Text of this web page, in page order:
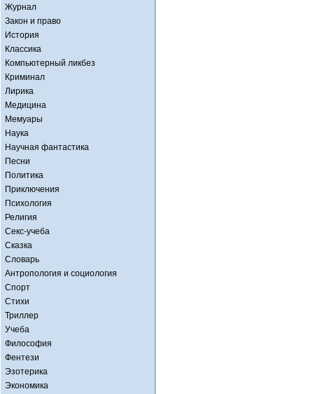
Журнал
Закон и право
История
Классика
Компьютерный ликбез
Криминал
Лирика
Медицина
Мемуары
Наука
Научная фантастика
Песни
Политика
Приключения
Психология
Религия
Секс-учеба
Сказка
Словарь
Антропология и социология
Спорт
Стихи
Триллер
Учеба
Философия
Фентези
Эзотерика
Экономика